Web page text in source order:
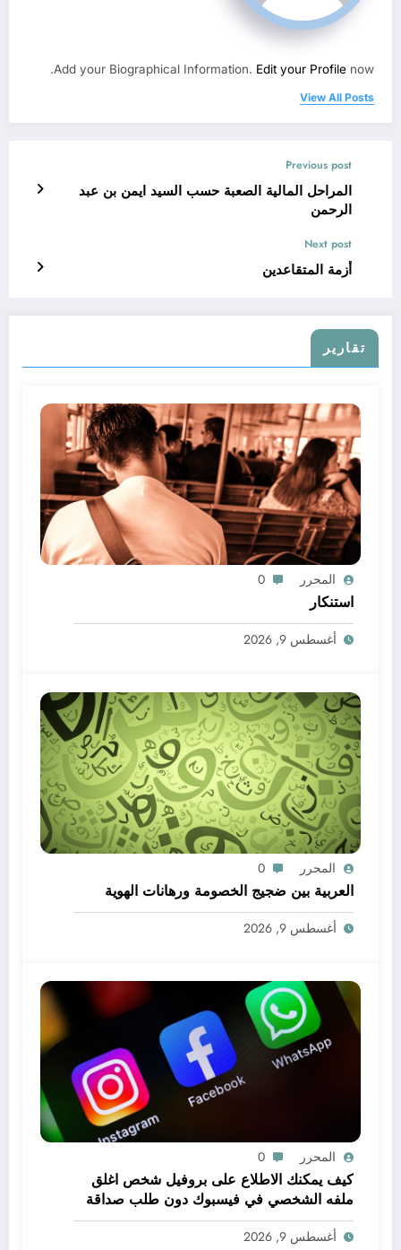
Add your Biographical Information. Edit your Profile now.
View All Posts
Previous post
المراحل المالية الصعبة حسب السيد ايمن بن عبد
الرحمن
Next post
أزمة المتقاعدين
تقارير
المحرر 0
استنكار
أغسطس 9, 2026
المحرر 0
العربية بين ضجيج الخصومة ورهانات الهوية
أغسطس 9, 2026
المحرر 0
كيف يمكنك الاطلاع على بروفيل شخص اغلق
ملفه الشخصي في فيسبوك دون طلب صداقة
.. الاطلاع على محتوى صفحة شخص اغلق ملفه
الشخصي في فيسبوك دون طلب صداقة
أغسطس 9, 2026